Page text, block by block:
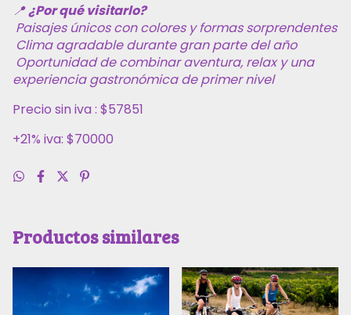
📍¿Por qué visitarlo?
Paisajes únicos con colores y formas sorprendentes
Clima agradable durante gran parte del año
Oportunidad de combinar aventura, relax y una
experiencia gastronómica de primer nivel
Precio sin iva : $57851
+21% iva: $70000
Productos similares